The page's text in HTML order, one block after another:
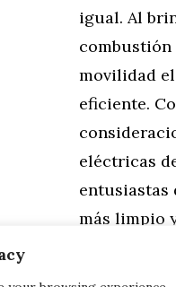
igual. Al
combustión
movilidad
eficiente.
eléctricas
entusiastas
más limpio